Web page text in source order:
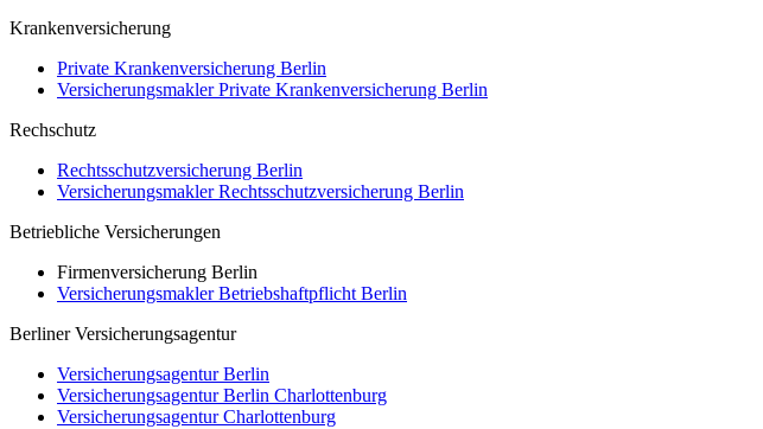
Krankenversicherung
Private Krankenversicherung Berlin
Versicherungsmakler Private Krankenversicherung Berlin
Rechschutz
Rechtsschutzversicherung Berlin
Versicherungsmakler Rechtsschutzversicherung Berlin
Betriebliche Versicherungen
Firmenversicherung Berlin
Versicherungsmakler Betriebshaftpflicht Berlin
Berliner Versicherungsagentur
Versicherungsagentur Berlin
Versicherungsagentur Berlin Charlottenburg
Versicherungsagentur Charlottenburg